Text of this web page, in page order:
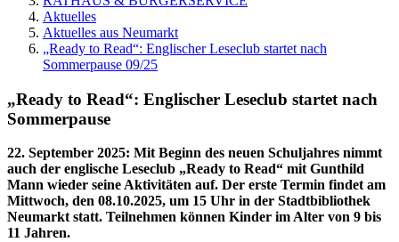
Aktuelles
Aktuelles aus Neumarkt
„Ready to Read“: Englischer Leseclub startet nach
Sommerpause 09/25
„Ready to Read“: Englischer Leseclub startet nach
Sommerpause
22. September 2025: Mit Beginn des neuen Schuljahres nimmt
auch der englische Leseclub „Ready to Read“ mit Gunthild
Mann wieder seine Aktivitäten auf. Der erste Termin findet am
Mittwoch, den 08.10.2025, um 15 Uhr in der Stadtbibliothek
Neumarkt statt. Teilnehmen können Kinder im Alter von 9 bis
11 Jahren.